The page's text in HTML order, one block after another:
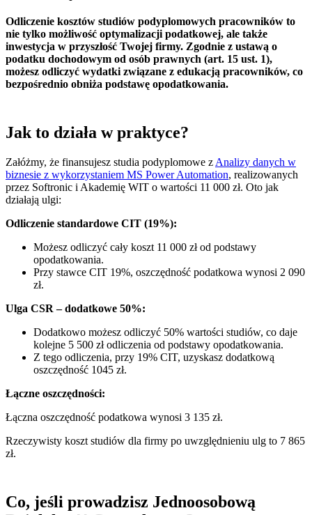
Odliczenie kosztów studiów podyplomowych pracowników to
nie tylko możliwość optymalizacji podatkowej, ale także
inwestycja w przyszłość Twojej firmy. Zgodnie z ustawą o
podatku dochodowym od osób prawnych (art. 15 ust. 1),
możesz odliczyć wydatki związane z edukacją pracowników, co
bezpośrednio obniża podstawę opodatkowania.
Jak to działa w praktyce?
Załóżmy, że finansujesz studia podyplomowe z Analizy danych w
biznesie z wykorzystaniem MS Power Automation, realizowanych
przez Softronic i Akademię WIT o wartości 11 000 zł. Oto jak
działają ulgi:
Odliczenie standardowe CIT (19%):
Możesz odliczyć cały koszt 11 000 zł od podstawy
opodatkowania.
Przy stawce CIT 19%, oszczędność podatkowa wynosi 2 090
zł.
Ulga CSR – dodatkowe 50%:
Dodatkowo możesz odliczyć 50% wartości studiów, co daje
kolejne 5 500 zł odliczenia od podstawy opodatkowania.
Z tego odliczenia, przy 19% CIT, uzyskasz dodatkową
oszczędność 1045 zł.
Łączne oszczędności:
Łączna oszczędność podatkowa wynosi 3 135 zł.
Rzeczywisty koszt studiów dla firmy po uwzględnieniu ulg to 7 865
zł.
Co, jeśli prowadzisz Jednoosobową